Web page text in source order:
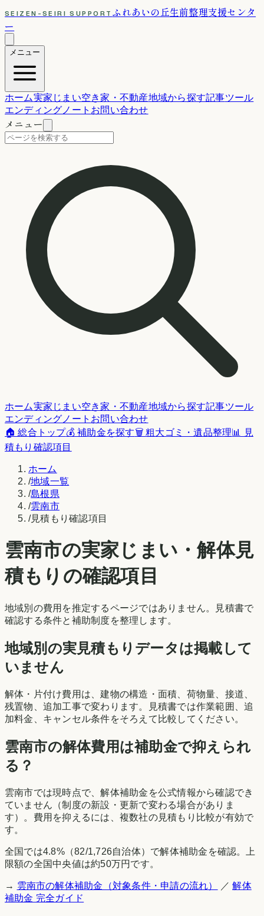
SEIZEN-SEIRI SUPPORT ふれあいの丘生前整理支援センタ
ー
メニュー
ホーム実家じまい空き家・不動産地域から探す記事ツール
エンディングノート お問い合わせ
メニュー
ホーム実家じまい空き家・不動産地域から探す記事ツール
エンディングノート お問い合わせ
🏠 総合トップ💰 補助金を探す🗑️ 粗大ゴミ・遺品整理📊 見
積もり確認項目
ホーム
/地域一覧
/島根県
/雲南市
/見積もり確認項目
雲南市の実家じまい・解体見
積もりの確認項目
地域別の費用を推定するページではありません。見積書で
確認する条件と補助制度を整理します。
地域別の実見積もりデータは掲載して
いません
解体・片付け費用は、建物の構造・面積、荷物量、接道、
残置物、追加工事で変わります。見積書では作業範囲、追
加料金、キャンセル条件をそろえて比較してください。
雲南市の解体費用は補助金で抑えられ
る？
雲南市では現時点で、解体補助金を公式情報から確認でき
ていません（制度の新設・更新で変わる場合がありま
す）。費用を抑えるには、複数社の見積もり比較が有効で
す。
全国では4.8%（82/1,726自治体）で解体補助金を確認。上
限額の全国中央値は約50万円です。
→ 雲南市の解体補助金（対象条件・申請の流れ） ／解体
補助金 完全ガイド